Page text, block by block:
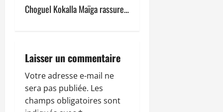
a
i
o
n
Choguel Kokalla Maïga rassure…
Laisser un commentaire
Votre adresse e-mail ne
sera pas publiée. Les
champs obligatoires sont